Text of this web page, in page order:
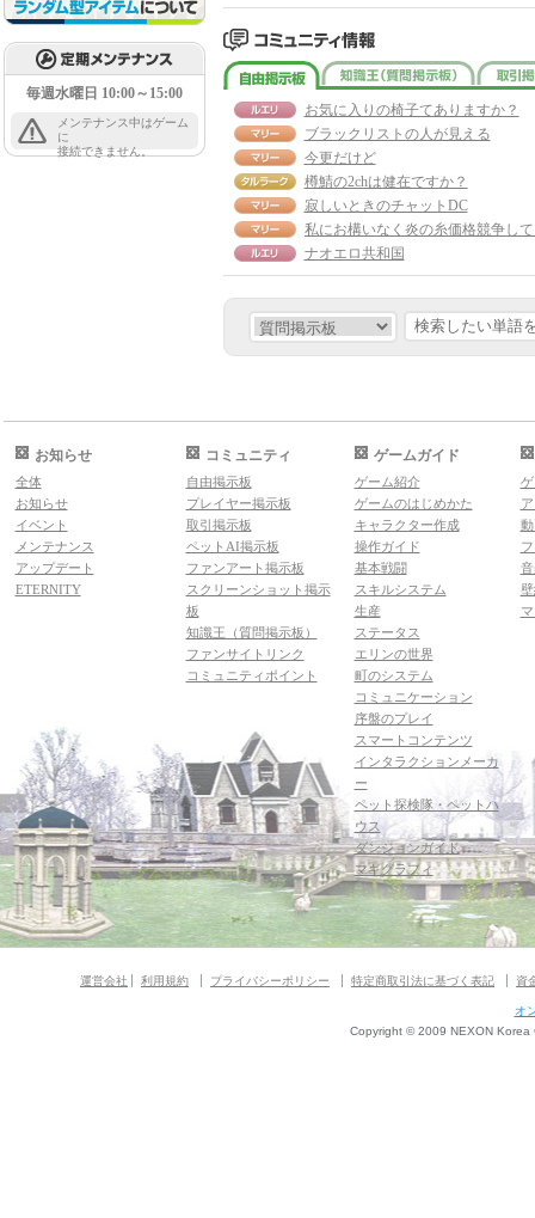
毎週水曜日 10:00～15:00
メンテナンス中はゲーム
に
接続できません。
自由掲示板 知識
お気に入りの椅子てありますか？
ブラックリストの人が見える
今更だけど
樽鯖の2chは健在ですか？
寂しいときのチャットDC
ナオエロ共和国
お知らせ
全体
お知らせ
イベント
メンテナンス
アップデート
ETERNITY
コミュニティ
自由掲示板
プレイヤー掲示板
取引掲示板
ペットAI掲示板
ファンアート掲示板
スクリーンショット掲示
板
知識王（質問掲示板）
ファンサイトリンク
コミュニティポイント
ゲームガイド
ゲーム紹介
ゲームのはじめかた
キャラクター作成
操作ガイド
基本戦闘
スキルシステム
生産
ステータス
エリンの世界
町のシステム
コミュニケーション
序盤のプレイ
スマートコンテンツ
インタラクションメーカ
ー
ペット探検隊・ペットハ
ウス
ダンジョンガイド
マギグラフィ
運営会社 利用規約 プライバシーポリシー 特定商取引法に基づく表記 資
オ
Copyright © 2009 NEXON Korea